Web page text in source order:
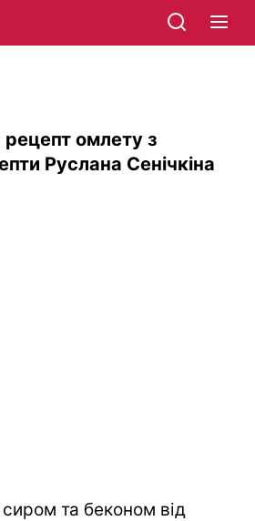
рецепт омлету з
Руслана Сенічкіна
та беконом від